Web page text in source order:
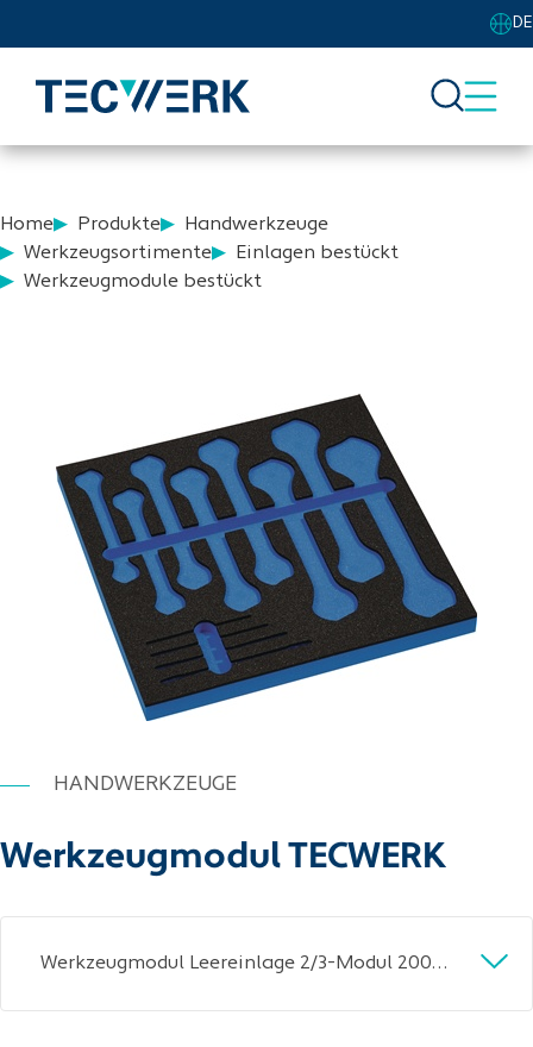
DE
Home Produkte
Handwerkzeuge
Werkzeugsortimente
Einlagen bestückt
Werkzeugmodule bestückt
HANDWERKZEUGE
Werkzeugmodul TECWERK
Werkzeugmodul Leereinlage 2/3-Modul 2000 871 232 12-tlg.TECWERK